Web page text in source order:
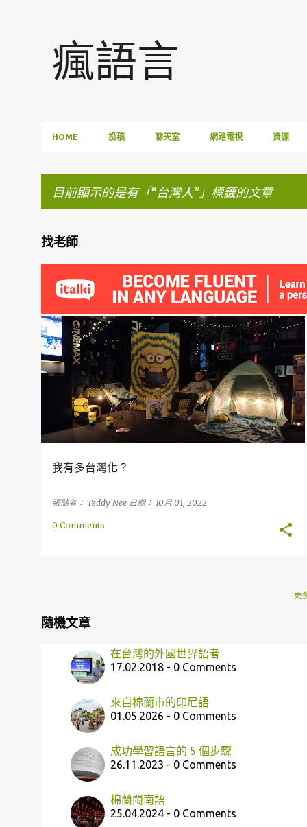
瘋語言
HOME 投稿 聊天室 網路電視 資源
目前顯示的是有「 台灣人 」標籤的文章
發
文
章
找老師
我有多台灣化？
張貼者： Teddy Nee 日期： 10月 01, 2022
文化 台灣 台灣人 印尼 印尼人 故事
0 Comments
更
隨機文章
在台灣的外國世界語者
17.02.2018 - 0 Comments
來自棉蘭市的印尼語
01.05.2026 - 0 Comments
成功學習語言的 5 個步驟
26.11.2023 - 0 Comments
棉蘭閩南語
25.04.2024 - 0 Comments